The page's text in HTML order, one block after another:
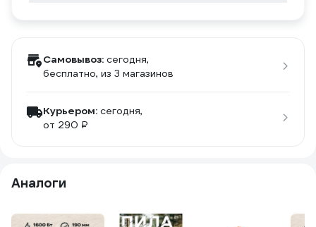
Самовывоз: сегодня,
бесплатно, из 3 магазинов
Курьером: сегодня,
от 290 ₽
Аналоги